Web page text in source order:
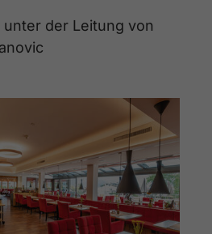
der Leitung von